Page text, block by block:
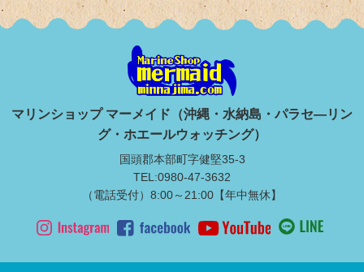
マリンショップ マーメイド（沖縄・水納島・パラセ―リン
グ・ホエールウォッチング）
国頭郡本部町字健堅35-3
TEL:0980-47-3632
（電話受付）8:00～21:00【年中無休】